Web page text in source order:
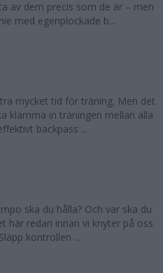
av dem precis som de är – men
med egenplockade b...
mycket tid för träning. Men det
klämma in träningen mellan alla
backpass ...
ska du hålla? Och var ska du
här redan innan vi knyter på oss
kontrollen ...